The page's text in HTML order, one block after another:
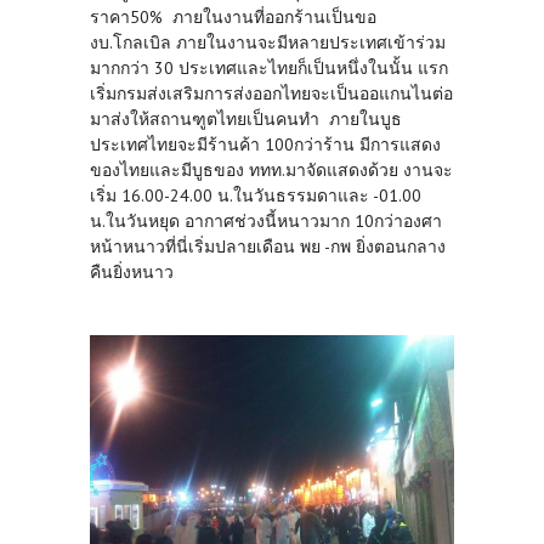
ราคา50% ภายในงานที่ออกร้านเป็นขอ
งบ.โกลเบิล ภายในงานจะมีหลายประเทศเข้าร่วม
มากกว่า 30 ประเทศและไทยก็เป็นหนึ่งในนั้น แรก
เริ่มกรมส่งเสริมการส่งออกไทยจะเป็นออแกนไนต่อ
มาส่งให้สถานฑูตไทยเป็นคนทำ ภายในบูธ
ประเทศไทยจะมีร้านค้า 100กว่าร้าน มีการแสดง
ของไทยและมีบูธของ ททท.มาจัดแสดงด้วย งานจะ
เริ่ม 16.00-24.00 น.ในวันธรรมดาและ -01.00
น.ในวันหยุด อากาศช่วงนี้หนาวมาก 10กว่าองศา
หน้าหนาวที่นี่เริ่มปลายเดือน พย -กพ ยิ่งตอนกลาง
คืนยิ่งหนาว